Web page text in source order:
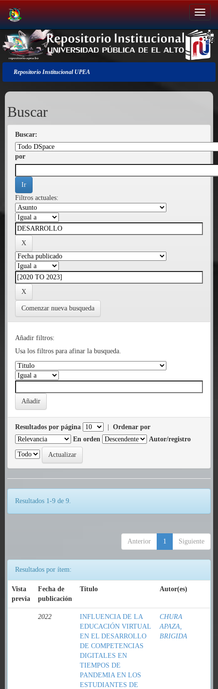
Salir
de
la
navegación
Repositorio Institucional UPEA
Buscar
Buscar:
por
Filtros actuales:
Comenzar nueva busqueda
Añadir filtros:
Usa los filtros para afinar la busqueda.
Resultados por página
Ordenar por
En orden
Autor/registro
Resultados 1-9 de 9.
Anterior 1 Siguiente
Resultados por ítem:
Vista
previa
Fecha de
publicación
Título Autor(es)
2022
INFLUENCIA DE LA
EDUCACIÓN VIRTUAL
EN EL DESARROLLO
DE COMPETENCIAS
DIGITALES EN
TIEMPOS DE
PANDEMIA EN LOS
ESTUDIANTES DE
CHURA
APAZA,
BRIGIDA